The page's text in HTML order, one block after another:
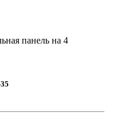
панель на 4